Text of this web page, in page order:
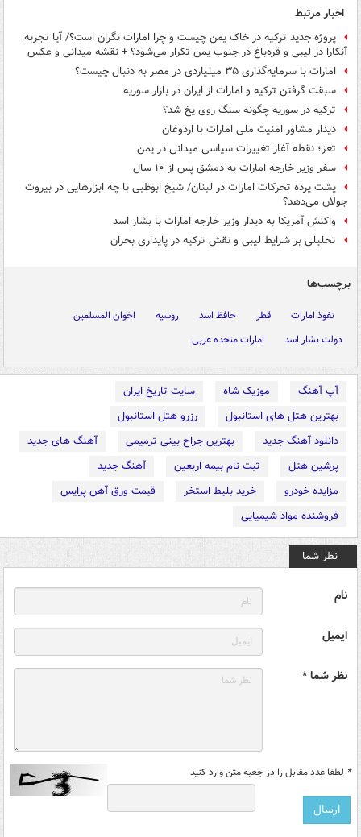
اخبار مرتبط
پروژه جدید ترکیه در خاک یمن چیست و چرا امارات نگران است؟/ آیا تجربه
آنکارا در لیبی و قره‌باغ در جنوب یمن تکرار می‌شود؟ + نقشه میدانی و عکس
امارات با سرمایه‌گذاری ۳۵ میلیاردی در مصر به دنبال چیست؟
سبقت گرفتن ترکیه و امارات از ایران در بازار سوریه
ترکیه در سوریه چگونه سنگ روی یخ شد؟
دیدار مشاور امنیت ملی امارات با اردوغان
تعز؛ نقطه آغاز تغییرات سیاسی میدانی در یمن
سفر وزیر خارجه امارات به دمشق پس از ۱۰ سال
پشت پرده تحرکات امارات در لبنان/ شیخ ابوظبی با چه ابزارهایی در بیروت
جولان می‌دهد؟
واکنش آمریکا به دیدار وزیر خارجه امارات با بشار اسد
تحلیلی بر شرایط لیبی و نقش ترکیه در پایداری بحران
برچسب‌ها
نفوذ امارات قطر حافظ اسد روسیه
اخوان المسلمین
دولت بشار اسد
امارات متحده عربی
آپ آهنگ موزیک شاه
سایت تاریخ ایران
بهترین هتل های استانبول
رزرو هتل استانبول
دانلود آهنگ جدید
بهترین جراح بینی ترمیمی
آهنگ های جدید
پرشین هتل
ثبت نام بیمه اربعین
آهنگ جدید
مزایده خودرو
خرید بلیط استخر
قیمت ورق آهن پرایس
فروشنده مواد شیمیایی
نظر شما
نام
ایمیل
نظر شما *
* لطفا عدد مقابل را در جعبه متن وارد کنید